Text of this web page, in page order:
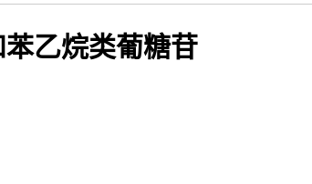
乙烷类葡糖苷